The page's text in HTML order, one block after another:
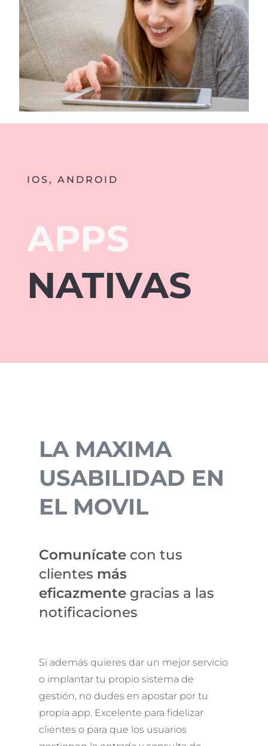
IOS, ANDROID
APPS
NATIVAS
LA MAXIMA
USABILIDAD EN
EL MOVIL
Comunícatecon tus
clientes más
eficazmente gracias a las
notificaciones
Si además quieres dar un mejor servicio
o implantar tu propio sistema de
gestión, no dudes en apostar por tu
propia app. Excelente para fidelizar
clientes o para que los usuarios